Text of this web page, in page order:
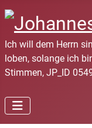
Ich will dem Herrn
loben, solange ich
Stimmen, JP_ID